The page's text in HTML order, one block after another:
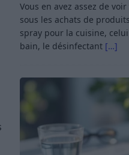
Vous en avez assez de
sous les achats de
spray pour la cuisine,
bain, le désinfectant […]